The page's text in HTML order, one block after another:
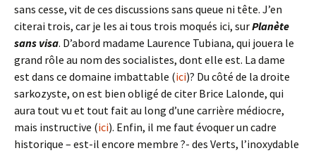
sans cesse, vit de ces discussions sans queue ni tête. J’en
citerai trois, car je les ai tous trois moqués ici, surPlanète
sans visa. D’abord madame Laurence Tubiana, qui jouera le
grand rôle au nom des socialistes, dont elle est. La dame
est dans ce domaine imbattable (ici)? Du côté de la droite
sarkozyste, on est bien obligé de citer Brice Lalonde, qui
aura tout vu et tout fait au long d’une carrière médiocre,
mais instructive (ici). Enfin, il me faut évoquer un cadre
historique – est-il encore membre ?- des Verts, l’inoxydable